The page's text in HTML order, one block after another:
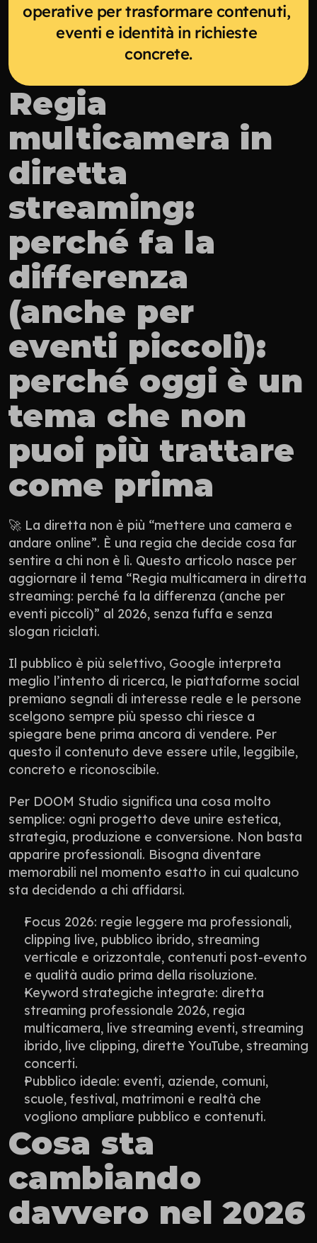
operative per trasformare contenuti,
eventi e identità in richieste
concrete.
Regia
multicamera in
diretta
streaming:
perché fa la
differenza
(anche per
eventi piccoli):
perché oggi è un
tema che non
puoi più trattare
come prima
🚀 La diretta non è più “mettere una camera e
andare online”. È una regia che decide cosa far
sentire a chi non è lì. Questo articolo nasce per
aggiornare il tema “Regia multicamera in diretta
streaming: perché fa la differenza (anche per
eventi piccoli)” al 2026, senza fuffa e senza
slogan riciclati.
Il pubblico è più selettivo, Google interpreta
meglio l’intento di ricerca, le piattaforme social
premiano segnali di interesse reale e le persone
scelgono sempre più spesso chi riesce a
spiegare bene prima ancora di vendere. Per
questo il contenuto deve essere utile, leggibile,
concreto e riconoscibile.
Per DOOM Studio significa una cosa molto
semplice: ogni progetto deve unire estetica,
strategia, produzione e conversione. Non basta
apparire professionali. Bisogna diventare
memorabili nel momento esatto in cui qualcuno
sta decidendo a chi affidarsi.
Focus 2026: regie leggere ma professionali,
clipping live, pubblico ibrido, streaming
verticale e orizzontale, contenuti post-evento
e qualità audio prima della risoluzione.
Keyword strategiche integrate: diretta
streaming professionale 2026, regia
multicamera, live streaming eventi, streaming
ibrido, live clipping, dirette YouTube, streaming
concerti.
Pubblico ideale: eventi, aziende, comuni,
scuole, festival, matrimoni e realtà che
vogliono ampliare pubblico e contenuti.
Cosa sta
cambiando
davvero nel 2026